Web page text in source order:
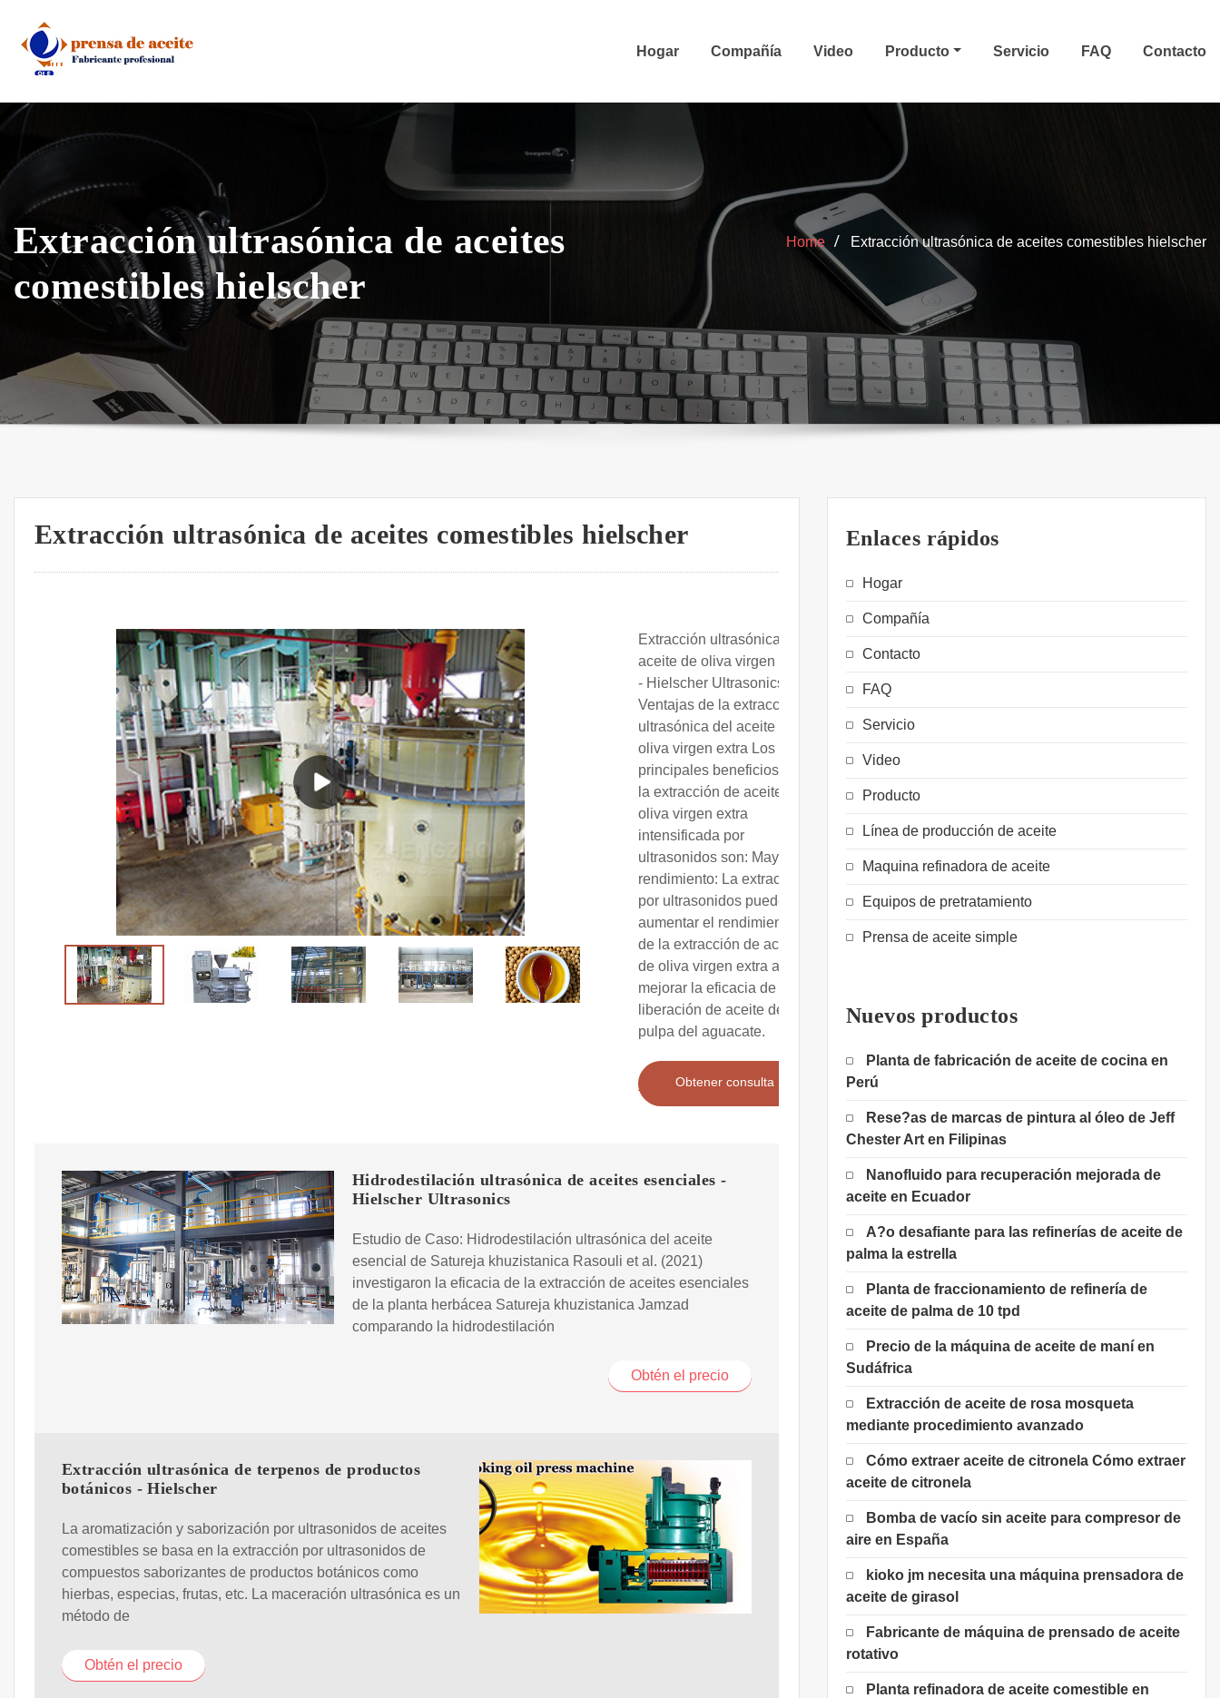
content
Hogar Compañía Video Producto Servicio FAQ Contacto
Extracción ultrasónica de aceites
comestibles hielscher
Home Extracción ultrasónica de aceites comestibles hielscher
Extracción ultrasónica de aceites comestibles hielscher
Extracción ultrasónica de
aceite de oliva virgen extra
- Hielscher Ultrasonics.
Ventajas de la extracción
ultrasónica del aceite de
oliva virgen extra Los
principales beneficios de
la extracción de aceite de
oliva virgen extra
intensificada por
ultrasonidos son: Mayor
rendimiento: La extracción
por ultrasonidos puede
aumentar el rendimiento
de la extracción de aceite
de oliva virgen extra al
mejorar la eficacia de la
liberación de aceite de la
pulpa del aguacate.
Obtener consulta
Hidrodestilación ultrasónica de aceites esenciales -
Hielscher Ultrasonics
Estudio de Caso: Hidrodestilación ultrasónica del aceite
esencial de Satureja khuzistanica Rasouli et al. (2021)
investigaron la eficacia de la extracción de aceites esenciales
de la planta herbácea Satureja khuzistanica Jamzad
comparando la hidrodestilación
Obtén el precio
Extracción ultrasónica de terpenos de productos
botánicos - Hielscher
La aromatización y saborización por ultrasonidos de aceites
comestibles se basa en la extracción por ultrasonidos de
compuestos saborizantes de productos botánicos como
hierbas, especias, frutas, etc. La maceración ultrasónica es un
método de
Obtén el precio
Enlaces rápidos
Hogar
Compañía
Contacto
FAQ
Servicio
Video
Producto
Línea de producción de aceite
Maquina refinadora de aceite
Equipos de pretratamiento
Prensa de aceite simple
Nuevos productos
Planta de fabricación de aceite de cocina en
Perú
Rese?as de marcas de pintura al óleo de Jeff
Chester Art en Filipinas
Nanofluido para recuperación mejorada de
aceite en Ecuador
A?o desafiante para las refinerías de aceite de
palma la estrella
Planta de fraccionamiento de refinería de
aceite de palma de 10 tpd
Precio de la máquina de aceite de maní en
Sudáfrica
Extracción de aceite de rosa mosqueta
mediante procedimiento avanzado
Cómo extraer aceite de citronela Cómo extraer
aceite de citronela
Bomba de vacío sin aceite para compresor de
aire en España
kioko jm necesita una máquina prensadora de
aceite de girasol
Fabricante de máquina de prensado de aceite
rotativo
Planta refinadora de aceite comestible en